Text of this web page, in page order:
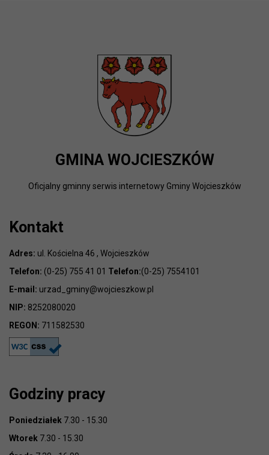
GMINA WOJCIESZKÓW
Oficjalny gminny serwis internetowy Gminy Wojcieszków
Kontakt
Adres: ul. Kościelna 46 , Wojcieszków
Telefon: (0-25) 755 41 01 Telefon:(0-25) 7554101
E-mail: urzad_gminy@wojcieszkow.pl
NIP: 8252080020
REGON: 711582530
Godziny pracy
Poniedziałek 7.30 - 15.30
Wtorek 7.30 - 15.30